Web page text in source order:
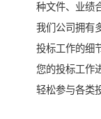
种文件、业绩
我们公司拥有
投标工作的细
您的投标工作
轻松参与各类